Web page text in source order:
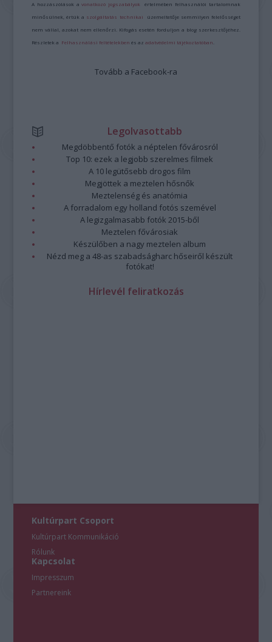
A hozzászólások avonatkozó jogszabályok értelmében felhasználói tartalomnak
minősülnek, értük a szolgáltatás technikai üzemeltetője semmilyen felelősséget
nem vállal, azokat nem ellenőrzi. Kifogás esetén forduljon a blog szerkesztőjéhez.
Részletek a Felhasználási feltételekben és azadatvédelmi tájékoztatóban
Tovább a Facebook-ra
Legolvasottabb
Megdöbbentő fotók a néptelen fővárosról
Top 10: ezek a legjobb szerelmes filmek
A 10 legütősebb drogos film
Megjöttek a meztelen hősnők
Meztelenség és anatómia
A forradalom egy holland fotós szemével
A legizgalmasabb fotók 2015-ből
Meztelen fővárosiak
Készülőben a nagy meztelen album
Nézd meg a 48-as szabadságharc hőseiről készült
fotókat!
Hírlevél feliratkozás
Kultúrpart Csoport
Kultúrpart Kommunikáció
Rólunk
Kapcsolat
Impresszum
Partnereink